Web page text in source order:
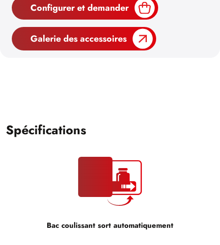
Configurer et demander
Galerie des accessoires
Spécifications
Bac coulissant sort automatiquement